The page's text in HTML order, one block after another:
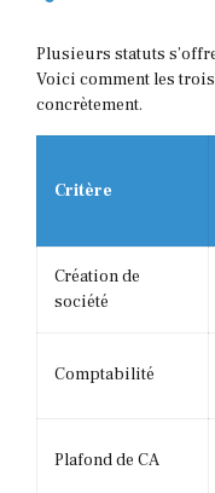
Plusieurs statuts
Voici comment les
concrètement.
Critère
Création de
société
Comptabilité
Plafond de CA